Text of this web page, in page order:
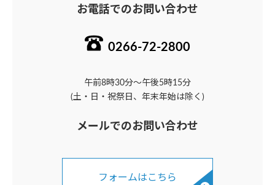
お電話でのお問い合わせ
0266-72-2800
午前8時30分～午後5時15分
(土・日・祝祭日、年末年始は除く)
メールでのお問い合わせ
フォームはこちら